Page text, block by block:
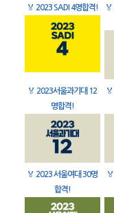
🏅 2023 SADI 4명합격! 🏅
🏅 2023서울과기대 12
명합격!
🏅
🏅 2023 서울여대 30명
합격!
🏅